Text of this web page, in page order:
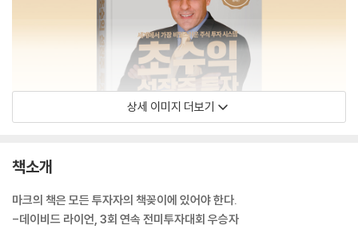
상세 이미지 더보기
책소개
마크의 책은 모든 투자자의 책꽂이에 있어야 한다.
-데이비드 라이언, 3회 연속 전미투자대회 우승자